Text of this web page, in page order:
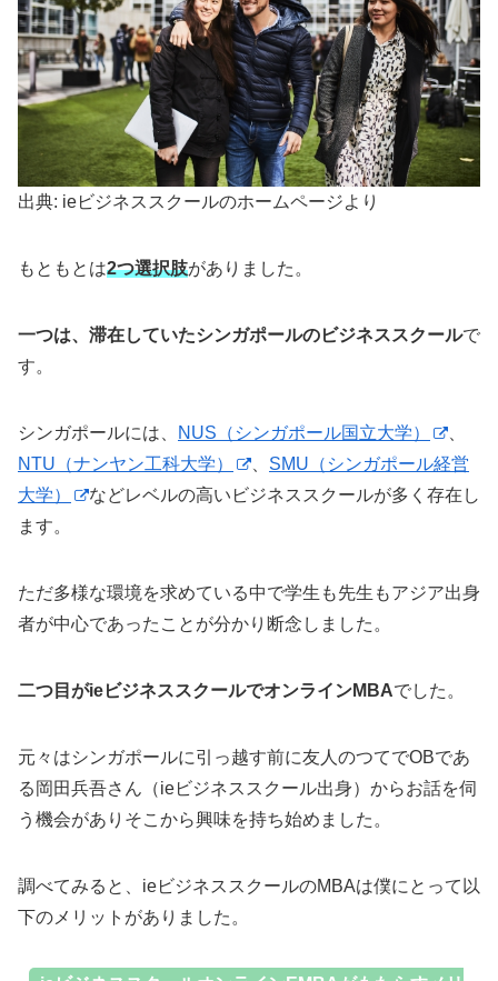
出典: ieビジネススクールのホームページより
もともとは2つ選択肢がありました。
一つは、滞在していたシンガポールのビジネススクールで
す。
シンガポールには、 NUS（シンガポール国立大学）
NTU（ナンヤン工科大学）
SMU（シンガポール経営
大学）
などレベルの高いビジネススクールが多く存在し
ます。
ただ多様な環境を求めている中で学生も先生もアジア出身
者が中心であったことが分かり断念しました。
二つ目がieビジネススクールでオンラインMBAでした。
元々はシンガポールに引っ越す前に友人のつてでOBであ
る岡田兵吾さん（ieビジネススクール出身）からお話を伺
う機会がありそこから興味を持ち始めました。
調べてみると、ieビジネススクールのMBAは僕にとって以
下のメリットがありました。